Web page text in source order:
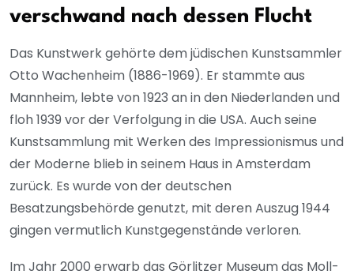
verschwand nach dessen Flucht
Das Kunstwerk gehörte dem jüdischen Kunstsammler
Otto Wachenheim (1886-1969). Er stammte aus
Mannheim, lebte von 1923 an in den Niederlanden und
floh 1939 vor der Verfolgung in die USA. Auch seine
Kunstsammlung mit Werken des Impressionismus und
der Moderne blieb in seinem Haus in Amsterdam
zurück. Es wurde von der deutschen
Besatzungsbehörde genutzt, mit deren Auszug 1944
gingen vermutlich Kunstgegenstände verloren.
Im Jahr 2000 erwarb das Görlitzer Museum das Moll-